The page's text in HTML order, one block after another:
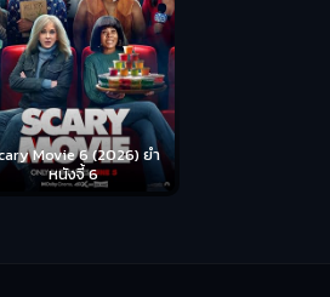
Movie 6 (2026) ยำ
หนังจี้ 6